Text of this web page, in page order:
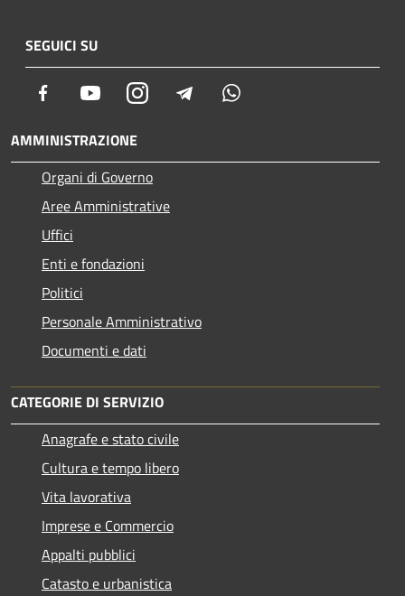
SEGUICI SU
Facebook YoutubeInstagram Telegram
AMMINISTRAZIONE
Organi di Governo
Aree Amministrative
Uffici
Enti e fondazioni
Politici
Personale Amministrativo
Documenti e dati
CATEGORIE DI SERVIZIO
Anagrafe e stato civile
Cultura e tempo libero
Vita lavorativa
Imprese e Commercio
Appalti pubblici
Catasto e urbanistica